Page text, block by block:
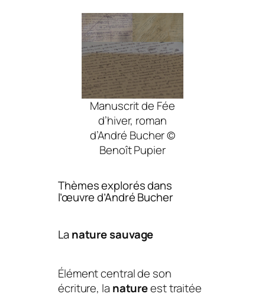
Manuscrit de Fée
d’hiver, roman
d’André Bucher ©
Benoît Pupier
Thèmes explorés dans
l’œuvre d’André Bucher
Lanature sauvage
Élément central de son
écriture, la natureest traitée